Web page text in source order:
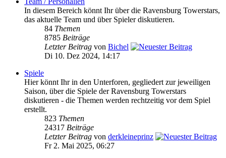
In diesem Bereich könnt Ihr über die Ravensburg Towerstars,
das aktuelle Team und über Spieler diskutieren.
84 Themen
8785 Beiträge
Letzter Beitrag von Bichel
Di 10. Dez 2024, 14:17
Spiele
Hier könnt Ihr in den Unterforen, gegliedert zur jeweiligen
Saison, über die Spiele der Ravensburg Towerstars
diskutieren - die Themen werden rechtzeitig vor dem Spiel
erstellt.
823 Themen
24317 Beiträge
Letzter Beitrag von derkleineprinz
Fr 2. Mai 2025, 06:27